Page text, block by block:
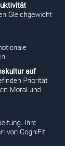
Gleichgewicht
auf
Priorität
Moral und
Ihre
von CogniFit